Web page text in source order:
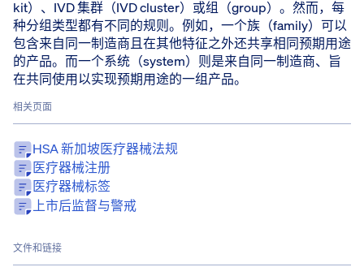
kit）、IVD 集群（IVD cluster）或组（group）。然而，每
种分组类型都有不同的规则。例如，一个族（family）可以
包含来自同一制造商且在其他特征之外还共享相同预期用途
的产品。而一个系统（system）则是来自同一制造商、旨
在共同使用以实现预期用途的一组产品。
相关页面
HSA 新加坡医疗器械法规
医疗器械注册
医疗器械标签
上市后监督与警戒
文件和链接